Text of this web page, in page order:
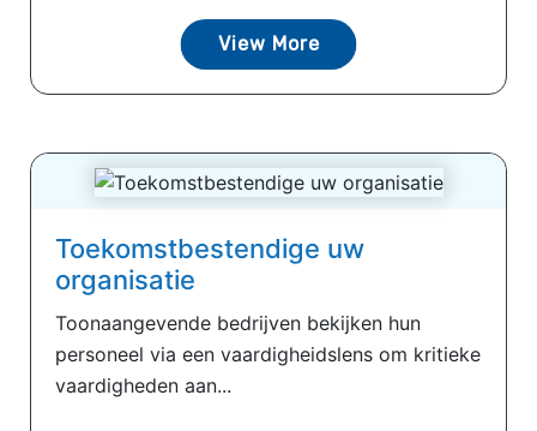
View More
Toekomstbestendige uw
organisatie
Toonaangevende bedrijven bekijken hun
personeel via een vaardigheidslens om kritieke
vaardigheden aan...